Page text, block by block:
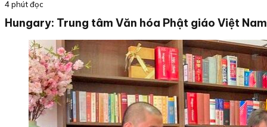
4 phút đọc
Hungary: Trung tâm Văn hóa Phật giáo Việt